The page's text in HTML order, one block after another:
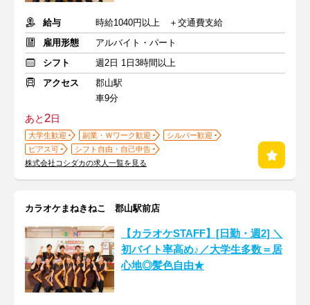
給与
時給1040円以上 ＋交通費支給
雇用形態
アルバイト・パート
シフト
週2日 1日3時間以上
アクセス
郡山駅
車9分
あと2日
大学生歓迎 副業・Ｗワーク歓迎
シルバー歓迎
ピアス可
シフト自由・自己申告
株式会社コシダカの求人一覧を見る
カラオケまねきねこ 郡山駅前店
【カラオケSTAFF】[日勤・週2] ＼
初バイト率高め♪／大学生多数＝居
心地◎髪色自由★